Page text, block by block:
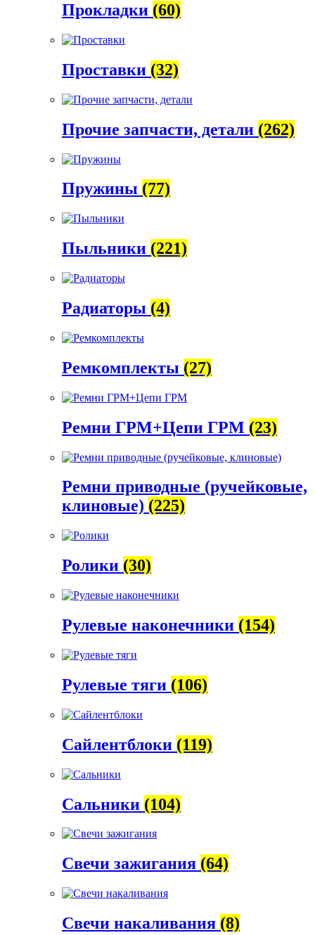
Прокладки (60)
Проставки (32)
Прочие запчасти, детали (262)
Пружины (77)
Пыльники (221)
Радиаторы (4)
Ремкомплекты (27)
Ремни ГРМ+Цепи ГРМ (23)
Ремни приводные (ручейковые,
клиновые) (225)
Ролики (30)
Рулевые наконечники (154)
Рулевые тяги (106)
Сайлентблоки (119)
Сальники (104)
Свечи зажигания (64)
Свечи накаливания (8)